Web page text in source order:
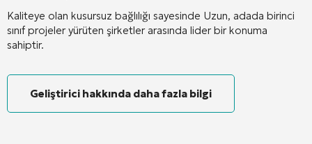
Kaliteye olan kusursuz bağlılığı sayesinde Uzun, adada birinci
sınıf projeler yürüten şirketler arasında lider bir konuma
sahiptir.
Geliştirici hakkında daha fazla bilgi